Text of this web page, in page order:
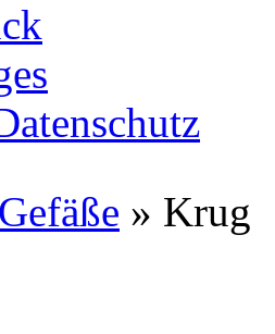
Gefäße » Krug